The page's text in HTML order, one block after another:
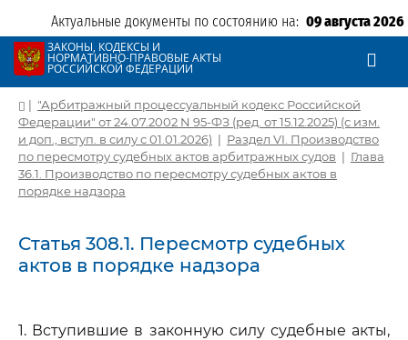
Актуальные документы по состоянию на: 09 августа 2026
ЗАКОНЫ, КОДЕКСЫ И
НОРМАТИВНО-ПРАВОВЫЕ АКТЫ
РОССИЙСКОЙ ФЕДЕРАЦИИ
| "Арбитражный процессуальный кодекс Российской
Федерации" от 24.07.2002 N 95-ФЗ (ред. от 15.12.2025) (с изм.
и доп., вступ. в силу с 01.01.2026) | Раздел VI. Производство
по пересмотру судебных актов арбитражных судов | Глава
36.1. Производство по пересмотру судебных актов в
порядке надзора
Статья 308.1. Пересмотр судебных
актов в порядке надзора
1. Вступившие в законную силу судебные акты,